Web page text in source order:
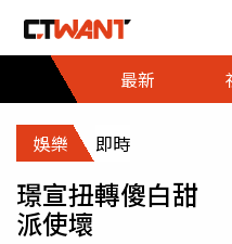
最新
娛樂 即時
璟宣扭轉傻白甜
派使壞